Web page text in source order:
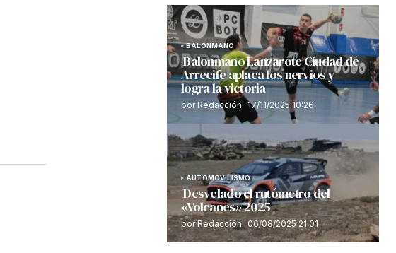
BALONMANO
Balonmano Lanzarote Ciudad de
Arrecife aplaca los nervios y
logra la victoria
por Redacción 17/11/2025 10:26
AUTOMOVILISMO
Desvelado el rutómetro del
«Volcanes» 2025
por Redacción 06/08/2025 21:01